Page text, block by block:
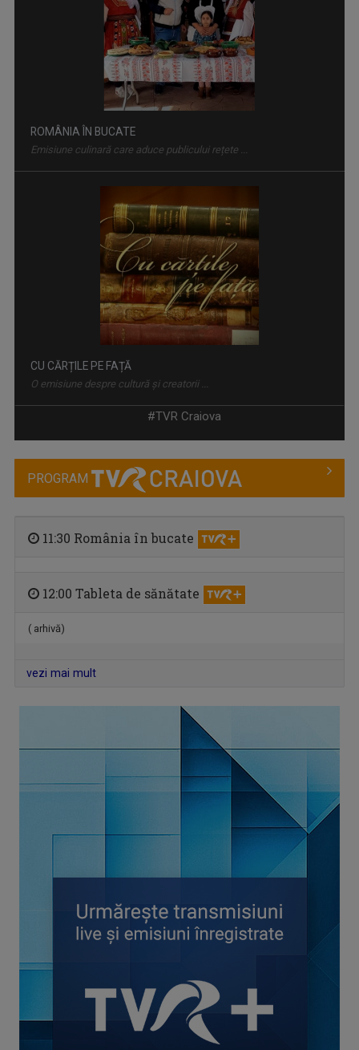
ROMÂNIA ÎN BUCATE
Emisiune culinară care aduce publicului rețete ...
CU CĂRȚILE PE FAȚĂ
O emisiune despre cultură și creatorii ...
CAP DE AFIŞ
SPIRIT ȘI CREDINȚĂ
#TVR Craiova
PROGRAM
11:30 România în bucate
12:00 Tableta de sănătate
( arhivă)
vezi mai mult